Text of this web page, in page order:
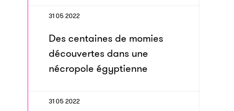
31 05 2022
Des centaines de momies
découvertes dans une
nécropole égyptienne
31 05 2022